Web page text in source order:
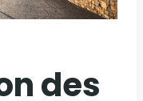
des